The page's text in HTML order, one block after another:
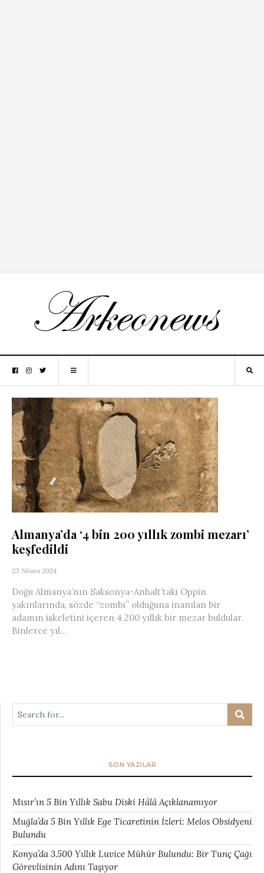
Almanya’da ‘4 bin 200 yıllık zombi mezarı’
keşfedildi
23 Nisan 2024
Doğu Almanya’nın Saksonya-Anhalt’taki Oppin
yakınlarında, sözde “zombi” olduğuna inanılan bir
adamın iskeletini içeren 4.200 yıllık bir mezar buldular.
Binlerce yıl...
SON YAZILAR
Mısır’ın 5 Bin Yıllık Sabu Diski Hâlâ Açıklanamıyor
Muğla’da 5 Bin Yıllık Ege Ticaretinin İzleri: Melos Obsidyeni
Bulundu
Konya’da 3.500 Yıllık Luvice Mühür Bulundu: Bir Tunç Çağı
Görevlisinin Adını Taşıyor